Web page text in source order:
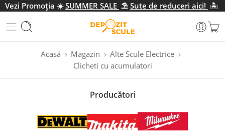
Vezi Promoția ☀️SUMMER SALE ⛱️ Sute de reduceri aici! 🏝️
Acasă Magazin
Alte Scule Electrice
Clicheti cu acumulatori
Producători